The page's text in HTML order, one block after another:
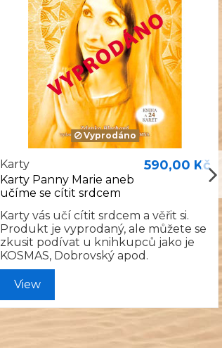
Vyprodáno
Karty
Karty Panny Marie aneb
učíme se cítit srdcem
590,00 Kč
Karty vás učí cítit srdcem a věřit si.
Produkt je vyprodaný, ale můžete se
zkusit podívat u knihkupců jako je
KOSMAS, Dobrovský apod.
View